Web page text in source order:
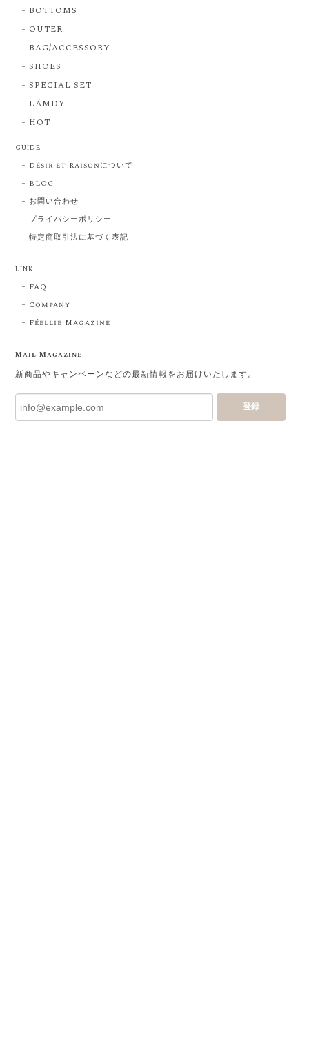
BOTTOMS
OUTER
BAG/ACCESSORY
SHOES
SPECIAL SET
LÁMDY
HOT
GUIDE
Désir et Raisonについて
BLOG
お問い合わせ
プライバシーポリシー
特定商取引法に基づく表記
LINK
FAQ
Company
Féellie Magazine
Mail Magazine
新商品やキャンペーンなどの最新情報をお届けいたします。
登録